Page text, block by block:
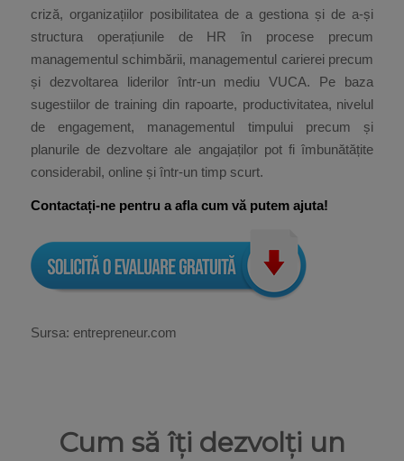
criză, organizațiilor posibilitatea de a gestiona și de a-și
structura operațiunile de HR în procese precum
managementul schimbării, managementul carierei precum
și dezvoltarea liderilor într-un mediu VUCA. Pe baza
sugestiilor de training din rapoarte, productivitatea, nivelul
de engagement, managementul timpului precum și
planurile de dezvoltare ale angajaților pot fi îmbunătățite
considerabil, online și într-un timp scurt.
Contactați-ne pentru a afla cum vă putem ajuta!
Sursa: entrepreneur.com
Cum să îți dezvolți un